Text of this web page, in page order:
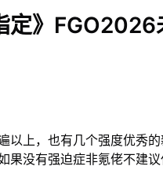
定》
以上，也有几个强度优秀
果没有强迫症非氪佬不建